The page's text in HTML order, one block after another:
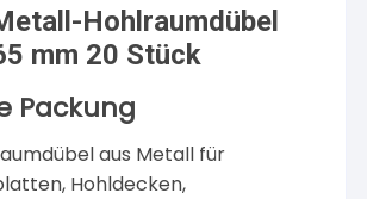
Hohlraumdübel
mm 20 Stück
Packung
aus Metall für
Hohldecken,